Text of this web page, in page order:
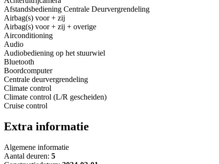
Afstandsbediening Centrale Deurvergrendeling
Airbag(s) voor + zij
Airbag(s) voor + zij + overige
Airconditioning
Audio
Audiobediening op het stuurwiel
Bluetooth
Boordcomputer
Centrale deurvergrendeling
Climate control
Climate control (L/R gescheiden)
Cruise control
Extra informatie
Algemene informatie
Aantal deuren: 5